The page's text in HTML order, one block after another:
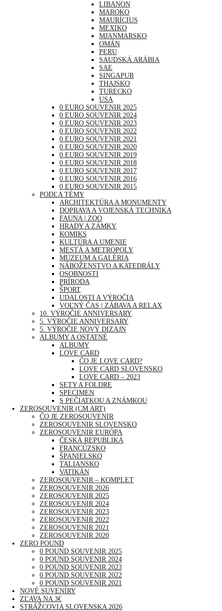
LIBANON
MAROKO
MAURÍCIUS
MEXIKO
MJANMARSKO
OMÁN
PERU
SAUDSKÁ ARÁBIA
SAE
SINGAPUR
THAJSKO
TURECKO
USA
0 EURO SOUVENIR 2025
0 EURO SOUVENIR 2024
0 EURO SOUVENIR 2023
0 EURO SOUVENIR 2022
0 EURO SOUVENIR 2021
0 EURO SOUVENIR 2020
0 EURO SOUVENIR 2019
0 EURO SOUVENIR 2018
0 EURO SOUVENIR 2017
0 EURO SOUVENIR 2016
0 EURO SOUVENIR 2015
PODĽA TÉMY
ARCHITEKTÚRA A MONUMENTY
DOPRAVA A VOJENSKÁ TECHNIKA
FAUNA | ZOO
HRADY A ZÁMKY
KOMIKS
KULTÚRA A UMENIE
MESTÁ A METROPOLY
MÚZEUM A GALÉRIA
NÁBOŽENSTVO A KATEDRÁLY
OSOBNOSTI
PRÍRODA
ŠPORT
UDALOSTI A VÝROČIA
VOĽNÝ ČAS | ZÁBAVA A RELAX
10. VÝROČIE ANNIVERSARY
5. VÝROČIE ANNIVERSARY
5. VÝROČIE NOVÝ DIZAJN
ALBUMY A OSTATNÉ
ALBUMY
LOVE CARD
ČO JE LOVE CARD?
LOVE CARD SLOVENSKO
LOVE CARD – 2023
SETY A FOLDRE
SPECIMEN
S PEČIATKOU A ZNÁMKOU
ZEROSOUVENIR (CM ART)
ČO JE ZEROSOUVENIR
ZEROSOUVENIR SLOVENSKO
ZEROSOUVENIR EURÓPA
ČESKÁ REPUBLIKA
FRANCÚZSKO
ŠPANIELSKO
TALIANSKO
VATIKÁN
ZEROSOUVENIR – KOMPLET
ZEROSOUVENIR 2026
ZEROSOUVENIR 2025
ZEROSOUVENIR 2024
ZEROSOUVENIR 2023
ZEROSOUVENIR 2022
ZEROSOUVENIR 2021
ZEROSOUVENIR 2020
ZERO POUND
0 POUND SOUVENIR 2025
0 POUND SOUVENIR 2024
0 POUND SOUVENIR 2023
0 POUND SOUVENIR 2022
0 POUND SOUVENIR 2021
NOVÉ SUVENÍRY
ZĽAVA NA 3€
STRÁŽCOVIA SLOVENSKA 2026